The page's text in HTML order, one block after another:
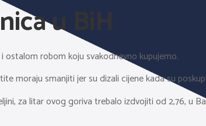
u BiH
robom koju svakodnevno kupujemo.
moraju smanjiti jer su dizali cijene kada su
za litar ovog goriva trebalo izdvojiti od 2,76, u